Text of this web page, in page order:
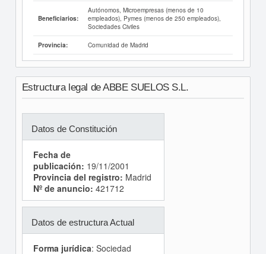
Beneficiarios:
Autónomos, Microempresas (menos de 10
empleados), Pymes (menos de 250 empleados),
Sociedades Civiles
Provincia: Comunidad de Madrid
Estructura legal de ABBE SUELOS S.L.
Datos de Constitución
Fecha de
publicación: 19/11/2001
Provincia del registro: Madrid
Nº de anuncio: 421712
Datos de estructura Actual
Forma jurídica: Sociedad